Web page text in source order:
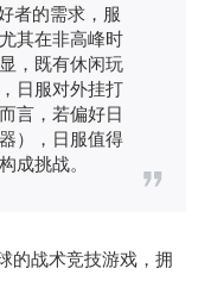
者的需求，服
其在非高峰时
，既有休闲玩
日服对外挂打
言，若偏好日
），日服值得
成挑战。
的战术竞技游戏，拥